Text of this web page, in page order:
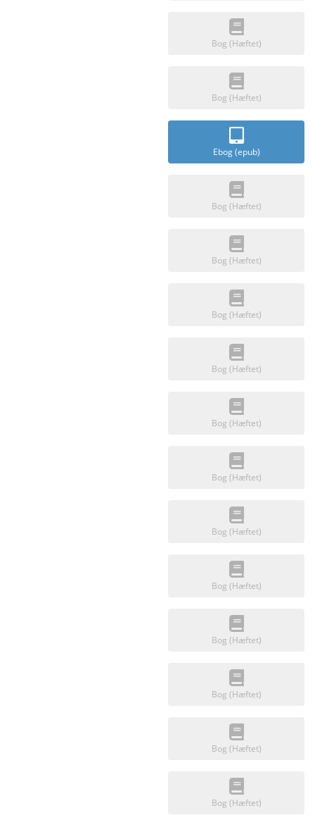
Bog (Hæftet)
Bog (Hæftet)
Ebog (epub)
Bog (Hæftet)
Bog (Hæftet)
Bog (Hæftet)
Bog (Hæftet)
Bog (Hæftet)
Bog (Hæftet)
Bog (Hæftet)
Bog (Hæftet)
Bog (Hæftet)
Bog (Hæftet)
Bog (Hæftet)
Bog (Hæftet)